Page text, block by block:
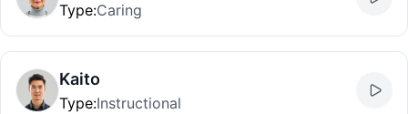
Type:Caring
Kaito
Type:Instructional